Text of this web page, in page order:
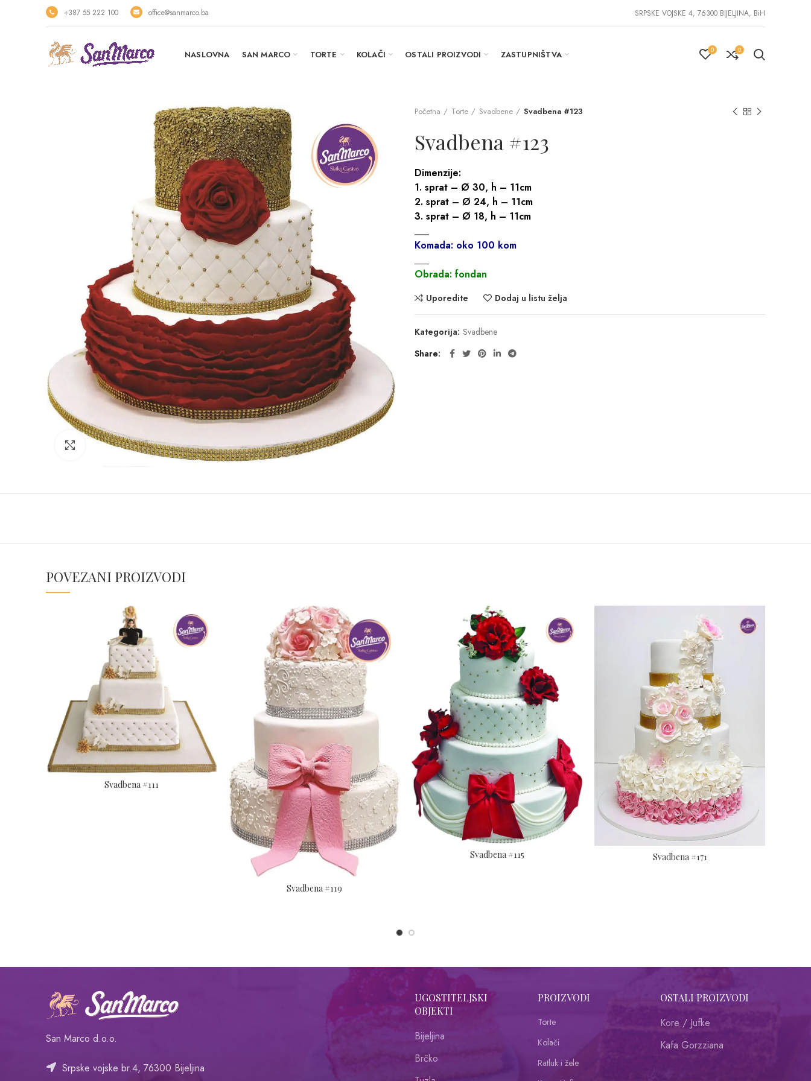
+387 55 222 100 office@sanmarco.ba SRPSKE VOJSKE 4, 76300 BIJELJINA, BiH
NASLOVNA SAN MARCO TORTE KOLAČI OSTALI PROIZVODI ZASTUPNIŠTVA 0 0
Click to enlarge
Početna Torte Svadbene Svadbena #123
Svadbena #123
Dimenzije:
1. sprat – Ø 30, h – 11cm
2. sprat – Ø 24, h – 11cm
3. sprat – Ø 18, h – 11cm
___
Komada: oko 100 kom
Obrada: fondan
Uporedite Dodaj u listu želja
Kategorija: Svadbene
Share
POVEZANI PROIZVODI
Svadbena #111
Svadbena #119
Svadbena #115 Svadbena #171
San Marco d.o.o.
Srpske vojske br.4, 76300 Bijeljina
UGOSTITELJSKI
OBJEKTI
Bijeljina
Brčko
PROIZVODI
Torte
Kolači
Ratluk i žele
OSTALI PROIZVODI
Kore / Jufke
Kafa Gorzziana